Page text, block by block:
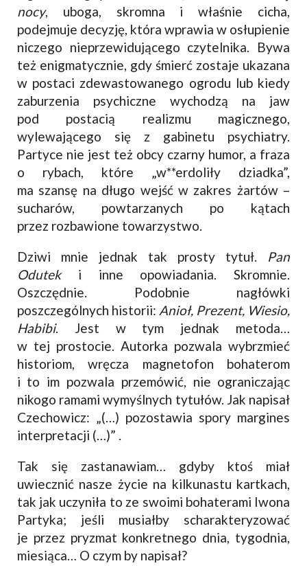
nocy, uboga, skromna i właśnie cicha,
podejmuje decyzję, która wprawia w osłupienie
niczego nieprzewidującego czytelnika. Bywa
też enigmatycznie, gdy śmierć zostaje ukazana
w postaci zdewastowanego ogrodu lub kiedy
zaburzenia psychiczne wychodzą na jaw
pod postacią realizmu magicznego,
wylewającego się z gabinetu psychiatry.
Partyce nie jest też obcy czarny humor, a fraza
o rybach, które „w**erdoliły dziadka”,
ma szansę na długo wejść w zakres żartów –
sucharów, powtarzanych po kątach
przez rozbawione towarzystwo.
Dziwi mnie jednak tak prosty tytuł. Pan
Oduteki inne opowiadania. Skromnie.
Oszczędnie. Podobnie nagłówki
poszczególnych historii: Anioł, Prezent, Wiesio,
Habibi. Jest w tym jednak metoda…
w tej prostocie. Autorka pozwala wybrzmieć
historiom, wręcza magnetofon bohaterom
i to im pozwala przemówić, nie ograniczając
nikogo ramami wymyślnych tytułów. Jak napisał
Czechowicz: „(…) pozostawia spory margines
interpretacji (…)” .
Tak się zastanawiam… gdyby ktoś miał
uwiecznić nasze życie na kilkunastu kartkach,
tak jak uczyniła to ze swoimi bohaterami Iwona
Partyka; jeśli musiałby scharakteryzować
je przez pryzmat konkretnego dnia, tygodnia,
miesiąca… O czym by napisał?